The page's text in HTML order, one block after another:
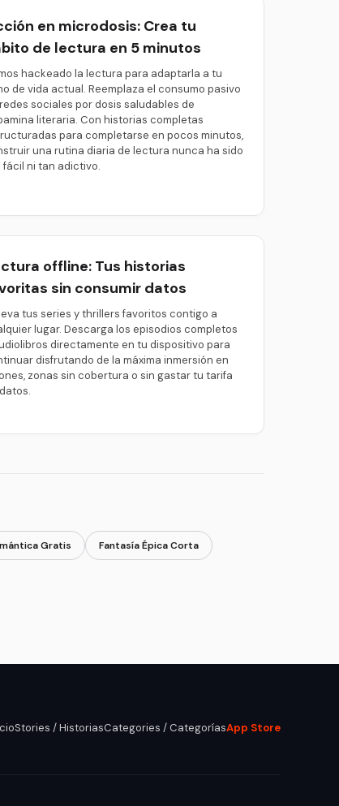
en microdosis: Crea tu
de lectura en 5 minutos
hackeado la lectura para adaptarla a tu
de vida actual. Reemplaza el consumo pasivo
sociales por dosis saludables de
literaria. Con historias completas
para completarse en pocos minutos,
una rutina diaria de lectura nunca ha sido
fácil ni tan adictivo.
offline: Tus historias
sin consumir datos
tus series y thrillers favoritos contigo a
lugar. Descarga los episodios completos
directamente en tu dispositivo para
disfrutando de la máxima inmersión en
zonas sin cobertura o sin gastar tu tarifa
Gratis Fantasía Épica Corta
Stories / HistoriasCategories / CategoríasApp Store